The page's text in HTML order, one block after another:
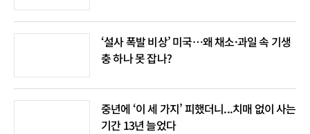
‘설사 폭발 비상’ 미국…왜 채소·과일 속 기생
충 하나 못 잡나?
중년에 ‘이 세 가지’ 피했더니...치매 없이 사는
기간 13년 늘었다